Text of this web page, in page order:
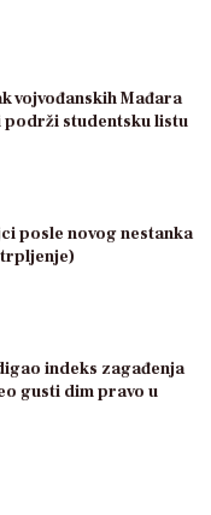
vojvođanskih Mađara
podrži studentsku listu
posle novog nestanka
indeks zagađenja
gusti dim pravo u